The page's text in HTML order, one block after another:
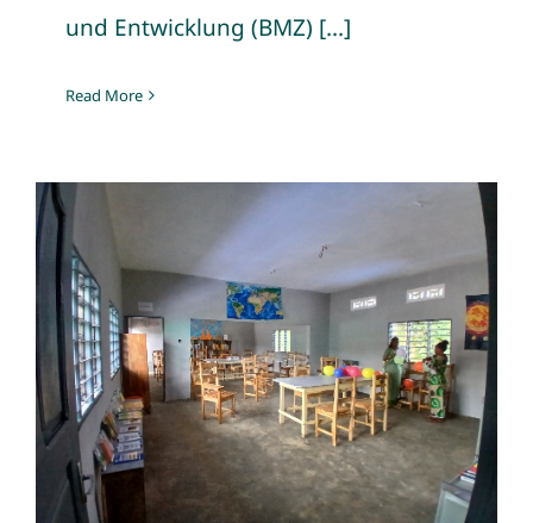
und Entwicklung (BMZ) [...]
Read More
Update Projekte: Eröffnung
der Bibliothek
Projekte